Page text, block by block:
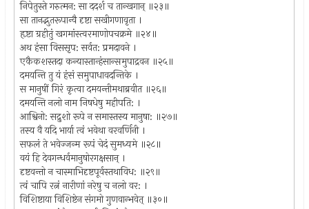
निपेतुस्ते गरुत्मन: सा ददर्श च तान्खगान् ॥२३॥
सा तानद्भुतरूपान्वै दृष्टा सखीगणावृता ।
हृष्टा ग्रहीतुं खगमांस्त्वरमाणोपचक्रमे ॥२४॥
अथ हंसा विससृप: सर्वत: प्रमदावने ।
एकैकशस्तदा कन्यास्तान्हंसान्समुपाद्रवन ॥२५॥
दमयन्ति तु यं हंसं समुपाधावदन्तिके ।
स मानुषीं गिरं कृत्वा दमयन्तीमथाब्रवीत ॥२६॥
दमयन्ति नलो नाम निषधेषु महीपति: ।
आश्विनो: सद्रुशो रूपे न समास्तस्य मानुषा: ॥२७॥
तस्य वै यदि भार्या त्वं भवेथा वरवर्णिनी ।
सफलं ते भवेज्जन्म रूपं चेदं सुमध्यमे ॥२८॥
वयं हि देवगन्धर्वमानुषोरगक्षसान् ।
दृष्टवन्तो न चास्माभिदृष्टपूर्वस्तथाविध: ॥२९॥
त्वं चापि रत्नं नारीणां नरेषु च नलो वर: ।
विशिष्टाया विशिष्टेन संगमो गुणवान्भवेत् ॥३०॥